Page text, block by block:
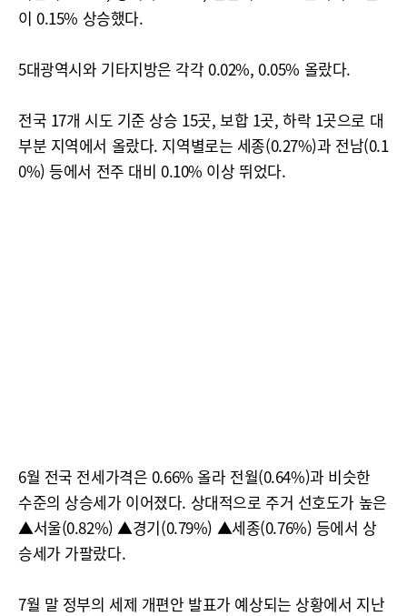
이 0.15% 상승했다.
5대광역시와 기타지방은 각각 0.02%, 0.05% 올랐다.
전국 17개 시도 기준 상승 15곳, 보합 1곳, 하락 1곳으로 대
부분 지역에서 올랐다. 지역별로는 세종(0.27%)과 전남(0.1
0%) 등에서 전주 대비 0.10% 이상 뛰었다.
6월 전국 전세가격은 0.66% 올라 전월(0.64%)과 비슷한
수준의 상승세가 이어졌다. 상대적으로 주거 선호도가 높은
▲서울(0.82%) ▲경기(0.79%) ▲세종(0.76%) 등에서 상
승세가 가팔랐다.
7월 말 정부의 세제 개편안 발표가 예상되는 상황에서 지난